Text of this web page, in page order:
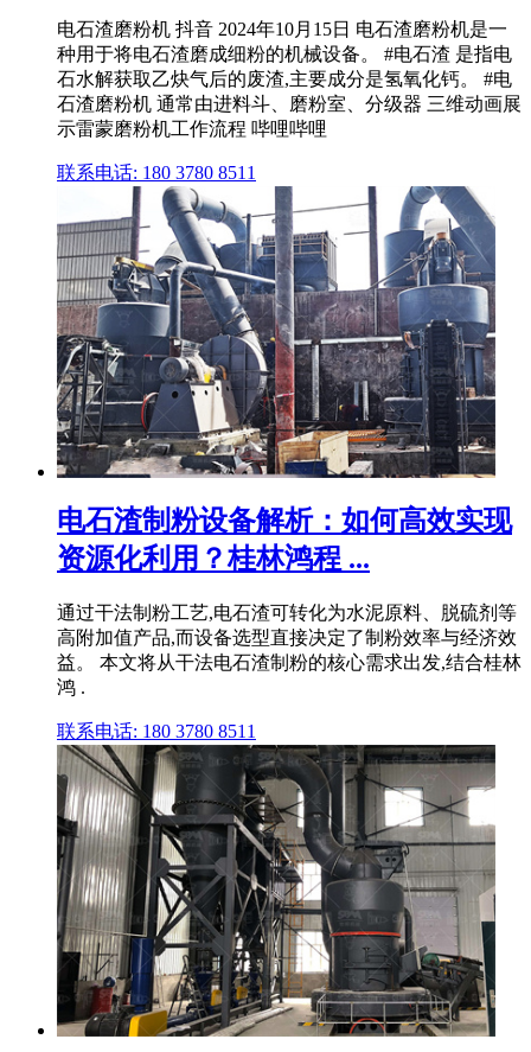
电石渣磨粉机 抖音 2024年10月15日 电石渣磨粉机是一
种用于将电石渣磨成细粉的机械设备。 #电石渣 是指电
石水解获取乙炔气后的废渣,主要成分是氢氧化钙。 #电
石渣磨粉机 通常由进料斗、磨粉室、分级器 三维动画展
示雷蒙磨粉机工作流程 哔哩哔哩
联系电话: 180 3780 8511
电石渣制粉设备解析：如何高效实现
资源化利用？桂林鸿程 ...
通过干法制粉工艺,电石渣可转化为水泥原料、脱硫剂等
高附加值产品,而设备选型直接决定了制粉效率与经济效
益。 本文将从干法电石渣制粉的核心需求出发,结合桂林
鸿 .
联系电话: 180 3780 8511